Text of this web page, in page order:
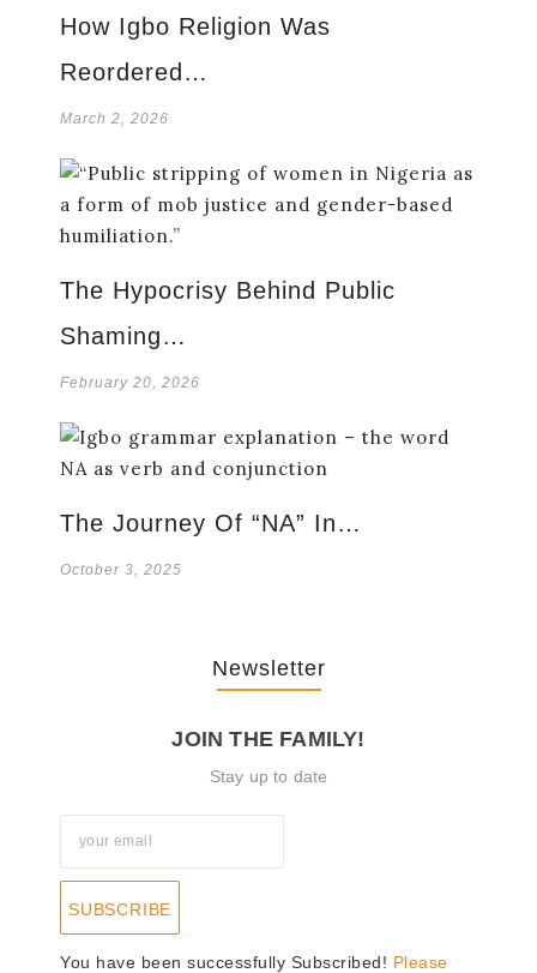
How Igbo Religion Was
Reordered…
March 2, 2026
The Hypocrisy Behind Public
Shaming…
February 20, 2026
The Journey Of “NA” In…
October 3, 2025
Newsletter
JOIN THE FAMILY!
Stay up to date
SUBSCRIBE
You have been successfully Subscribed! Please